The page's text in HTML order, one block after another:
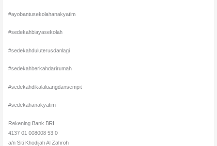
#ayobantusekolahanakyatim
#sedekahbiayasekolah
#sedekahduluterusdanlagi
#sedekahberkahdarirumah
#sedekahdikalaluangdansempit
#sedekahanakyatim
Rekening Bank BRI
4137 01 008008 53 0
a/n Siti Khodijah Al Zahroh